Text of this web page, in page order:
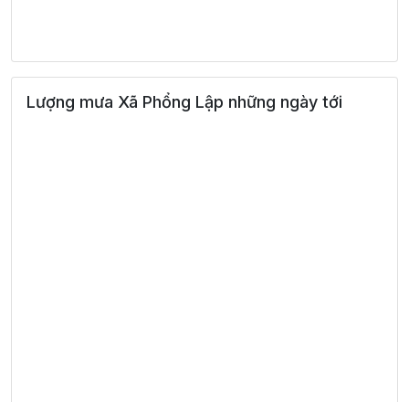
Lượng mưa Xã Phổng Lập những ngày tới